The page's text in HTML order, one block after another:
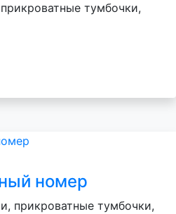
тумбочки,
номер
прикроватные тумбочки,